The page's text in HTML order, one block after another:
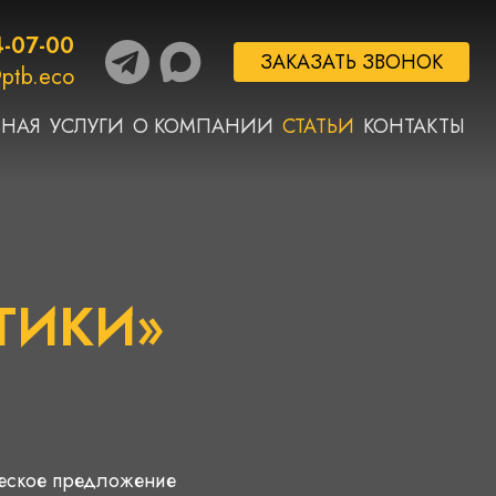
07-00
ЗАКАЗАТЬ ЗВОНОК
УСЛУГИ О КОМПАНИИ СТАТЬИ КОНТАКТЫ
предложение